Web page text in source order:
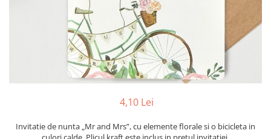
Pachete marturii
Pungi si cutii prajituri
Sticle si borcane
Cutii flori de hartie
Cutii flori de sapun
Cutii flori mixte
Aranjamente tematice
2020 Craciun si Anul Nou
4,10 Lei
Invitatie de nunta „Mr and Mrs”, cu elemente florale si o bicicleta in